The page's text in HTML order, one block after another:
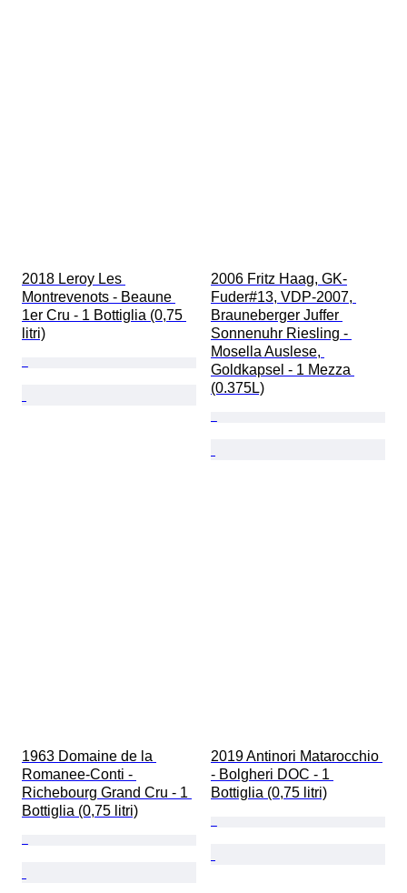
2018 Leroy Les
Montrevenots - Beaune
1er Cru - 1 Bottiglia (0,75
litri)
2006 Fritz Haag, GK-
Fuder#13, VDP-2007,
Brauneberger Juffer
Sonnenuhr Riesling -
Mosella Auslese,
Goldkapsel - 1 Mezza
(0.375L)
1963 Domaine de la
Romanee-Conti -
Richebourg Grand Cru - 1
Bottiglia (0,75 litri)
2019 Antinori Matarocchio
- Bolgheri DOC - 1
Bottiglia (0,75 litri)